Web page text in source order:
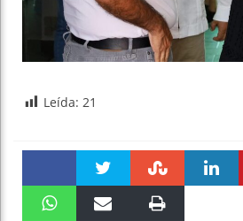
Leída: 21
Faceboo Twitter Stumble